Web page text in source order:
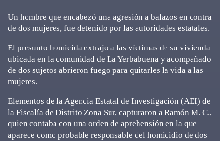
Un hombre que encabezó una agresión a balazos en contra
de dos mujeres, fue detenido por las autoridades estatales.
El presunto homicida extrajo a las víctimas de su vivienda
ubicada en la comunidad de La Yerbabuena y acompañado
de dos sujetos abrieron fuego para quitarles la vida a las
mujeres.
Elementos de la Agencia Estatal de Investigación (AEI) de
la Fiscalía de Distrito Zona Sur, capturaron a Ramón M. C.,
quien contaba con una orden de aprehensión en la que
aparece como probable responsable del homicidio de dos